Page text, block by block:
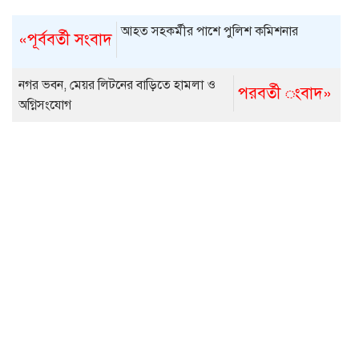
«পূর্ববর্তী সংবাদ আহত সহকর্মীর পাশে পুলিশ কমিশনার
পরবর্তী ংবাদ»
নগর ভবন, মেয়র লিটনের বাড়িতে হামলা ও
অগ্নিসংযোগ